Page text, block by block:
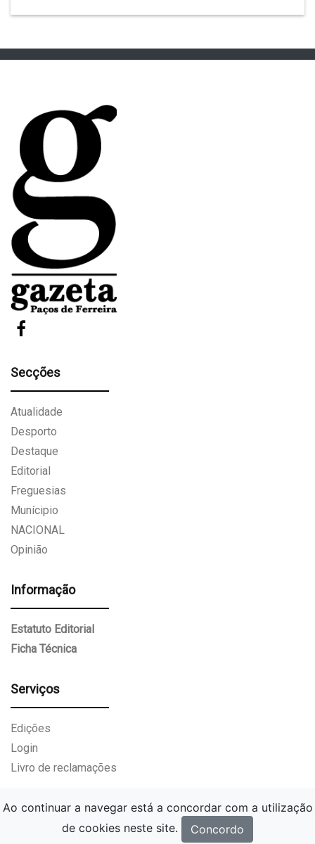
Secções
Atualidade
Desporto
Destaque
Editorial
Freguesias
Munícipio
NACIONAL
Opinião
Informação
Estatuto Editorial
Ficha Técnica
Serviços
Edições
Login
Livro de reclamações
Gazeta Paços de Ferreira.Todos os direitos reservados.
Ao continuar a navegar está a concordar com a utilização
de cookies neste site.
Concordo